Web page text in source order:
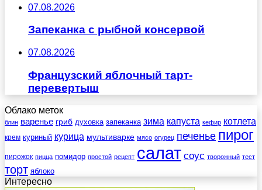
07.08.2026
Запеканка с рыбной консервой
07.08.2026
Французский яблочный тарт-
перевертыш
Облако меток
блин варенье гриб духовка запеканка зима капуста кефир котлета
крем куриный курица мультиварке мясо огурец печенье пирог
пирожок пицца помидор простой рецепт салат соус творожный тест
торт яблоко
Интересно